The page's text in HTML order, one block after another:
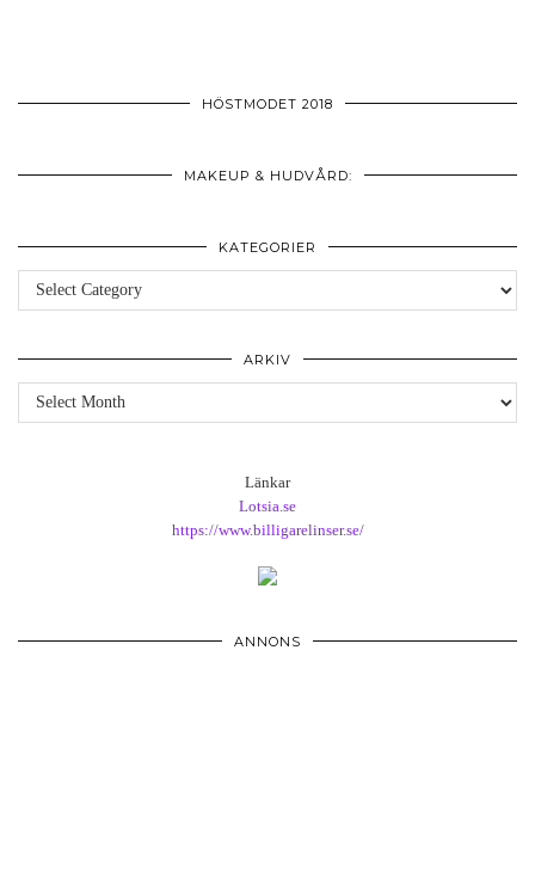
HÖSTMODET 2018
MAKEUP & HUDVÅRD:
KATEGORIER
Kategorier
ARKIV
Arkiv
Länkar
Lotsia.se
https://www.billigarelinser.se/
ANNONS